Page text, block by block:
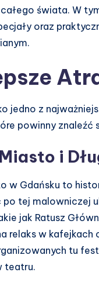
świata. W
oraz
jedno z
powinny znaleźć
i
w Gdańsku to
po tej malowniczej
jak Ratusz
relaks w
tu
teatru.